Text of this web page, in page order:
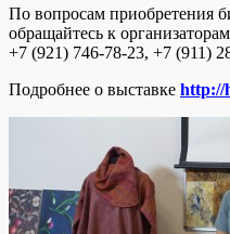
По вопросам приобретения
обращайтесь к
+7 (921) 746-78-23, +7 (911)
Подробнее о выставке http://